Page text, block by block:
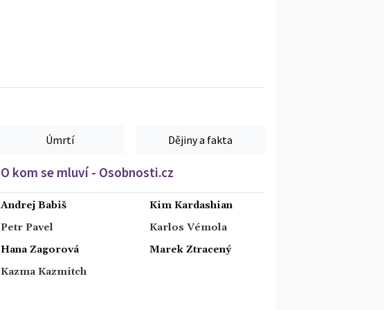
Úmrtí Dějiny a fakta
O kom se mluví - Osobnosti.cz
Andrej Babiš
Petr Pavel
Hana Zagorová
Kazma Kazmitch
Kim Kardashian
Karlos Vémola
Marek Ztracený